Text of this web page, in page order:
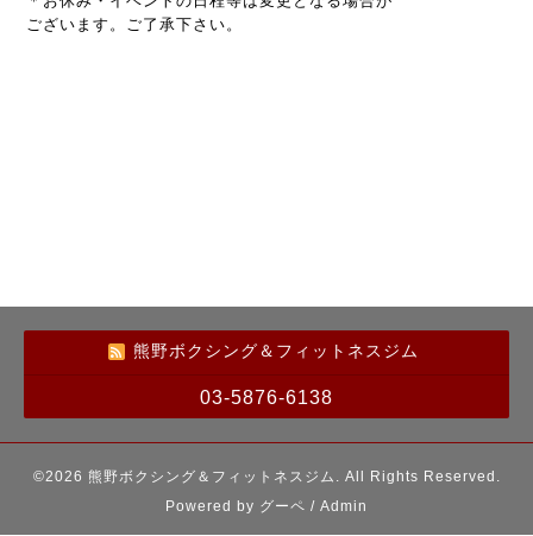
ございます。ご了承下さい。
熊野ボクシング＆フィットネスジム
03-5876-6138
©2026 熊野ボクシング＆フィットネスジム . All Rights Reserved.
Powered by グーペ / Admin